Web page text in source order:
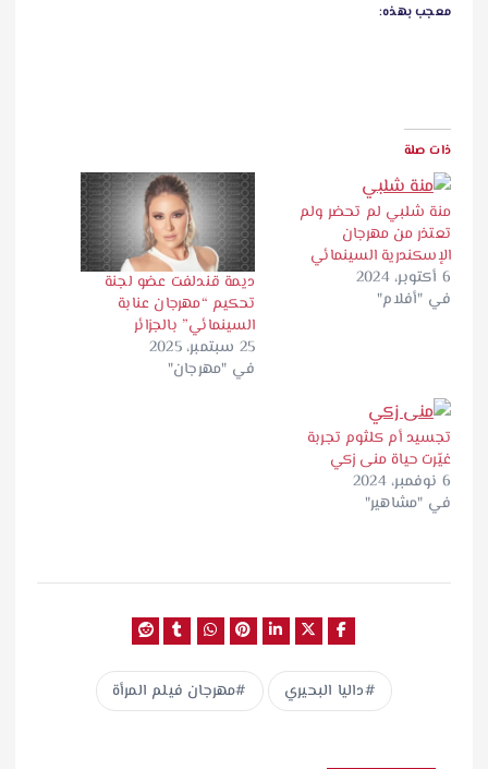
معجب بهذه:
ذات صلة
منة شلبي لم تحضر ولم
تعتذر من مهرجان
الإسكندرية السينمائي
6 أكتوبر، 2024
في "أفلام"
ديمة قندلفت عضو لجنة
تحكيم “مهرجان عنابة
السينمائي” بالجزائر
25 سبتمبر، 2025
في "مهرجان"
تجسيد أم كلثوم تجربة
غيّرت حياة منى زكي
6 نوفمبر، 2024
في "مشاهير"
داليا البحيري مهرجان فيلم المرأة